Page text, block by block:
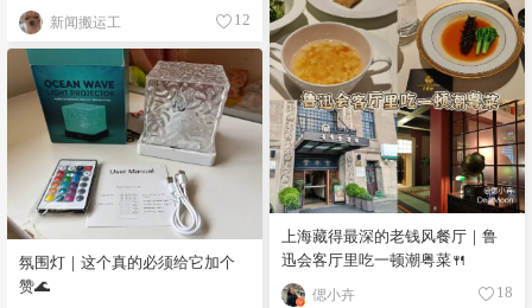
新闻搬运工 12
上海藏得最深的老钱风餐厅｜鲁
迅会客厅里吃一顿潮粤菜🍴
偲小卉 18
氛围灯｜这个真的必须给它加个
赞🌊